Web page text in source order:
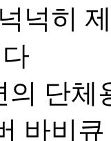
넉히
의 단
바비